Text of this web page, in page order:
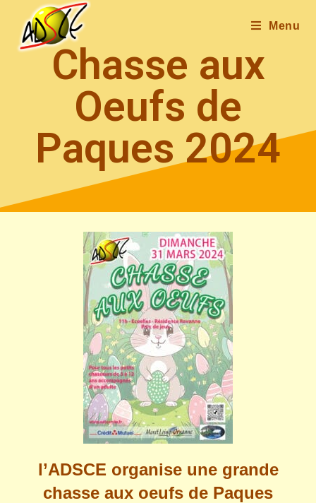
Menu
Chasse aux
Oeufs de
Paques 2024
l’ADSCE organise une grande
chasse aux oeufs de Paques